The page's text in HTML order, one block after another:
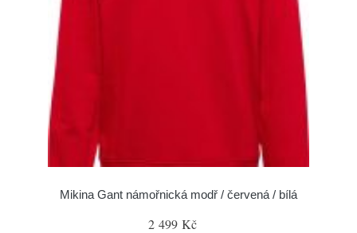
Mikina Gant námořnická modř / červená / bílá
2 499 Kč